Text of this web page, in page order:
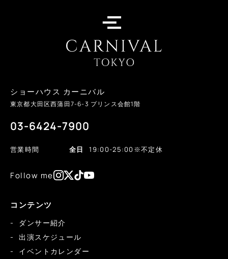
ショーハウス カーニバル
東京都大田区西蒲田7-6-3 プリンス会館1階
03-6424-7900
営業時間 全日 19:00-25:00 ※不定休
Follow me
コンテンツ
ダンサー紹介
出演スケジュール
イベントカレンダー